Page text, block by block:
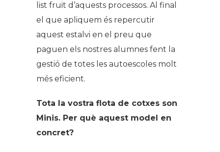
list fruit d’aquests processos. Al final
el que apliquem és repercutir
aquest estalvi en el preu que
paguen els nostres alumnes fent la
gestió de totes les autoescoles molt
més eficient.
Tota la vostra flota de cotxes son
Minis. Per què aquest model en
concret?